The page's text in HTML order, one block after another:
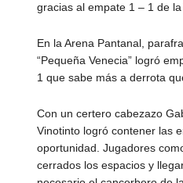
gracias al empate 1 – 1 de
En la Arena Pantanal,
“Pequeña Venecia” logró
1 que sabe más a derrota
Con un certero cabezazo
Vinotinto logró contener las
oportunidad. Jugadores
cerrados los espacios y